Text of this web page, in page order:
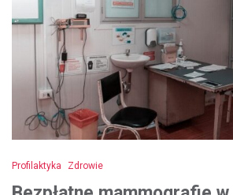
Profilaktyka Zdrowie